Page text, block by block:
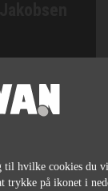
til hvilke cookies du
på ikonet i